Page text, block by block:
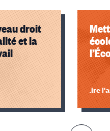
droit
et la
Lire